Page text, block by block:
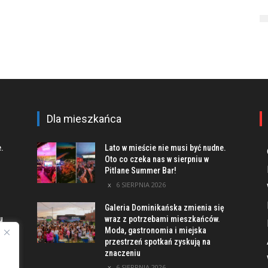
Dla mieszkańca
Lato w mieście nie musi być nudne.
Oto co czeka nas w sierpniu w
Pitlane Summer Bar!
6 SIERPNIA 2026
Galeria Dominikańska zmienia się
wraz z potrzebami mieszkańców.
Moda, gastronomia i miejska
przestrzeń spotkań zyskują na
znaczeniu